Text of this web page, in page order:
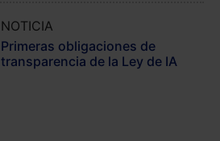
NOTICIA
Primeras obligaciones de
transparencia de la Ley de IA